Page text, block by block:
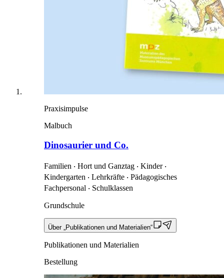
Praxisimpulse
Malbuch
Dinosaurier und Co.
Familien ‧ Hort und Ganztag ‧ Kinder ‧
Kindergarten ‧ Lehrkräfte ‧ Pädagogisches
Fachpersonal ‧ Schulklassen
Grundschule
Über „Publikationen und Materialien“
Publikationen und Materialien
Bestellung